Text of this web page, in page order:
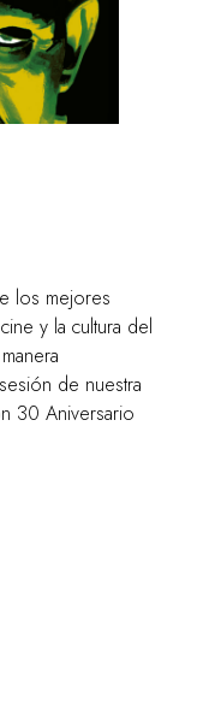
los mejores
y la cultura del
de nuestra
30 Aniversario